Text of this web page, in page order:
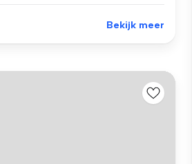
Bekijk meer